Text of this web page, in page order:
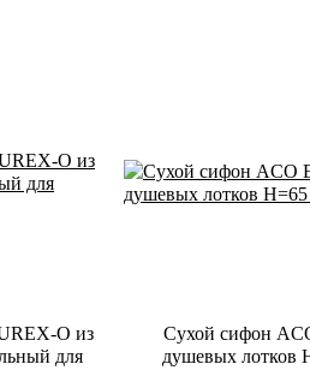
O из
для
Сухой сифон
душевых лотков